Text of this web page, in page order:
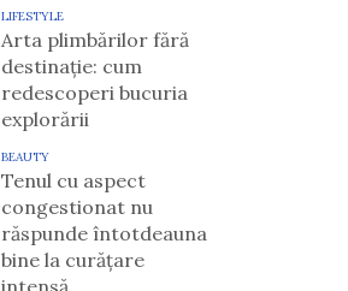
LIFESTYLE
Arta plimbărilor fără
destinație: cum
redescoperi bucuria
explorării
BEAUTY
Tenul cu aspect
congestionat nu
răspunde întotdeauna
bine la curățare